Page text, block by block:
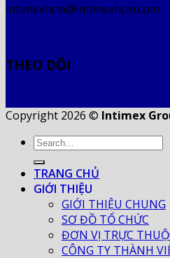
intimexhcm@intimexhcm.com
THEO DÕI
Copyright 2026 © Intimex
TRANG CHỦ
GIỚI THIỆU
GIỚI THIỆU CHUNG
SƠ ĐỒ TỔ CHỨC
ĐƠN VỊ TRỰC
CÔNG TY THÀNH